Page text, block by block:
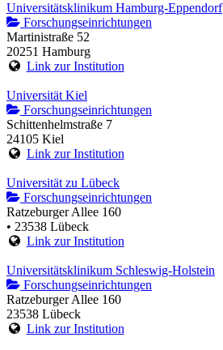
Universitätsklinikum Hamburg-Eppendorf
Forschungseinrichtungen
Martinistraße 52
20251 Hamburg
Link zur Institution
Universität Kiel
Forschungseinrichtungen
Schittenhelmstraße 7
24105 Kiel
Link zur Institution
Universität zu Lübeck
Forschungseinrichtungen
Ratzeburger Allee 160
• 23538 Lübeck
Link zur Institution
Universitätsklinikum Schleswig-Holstein
Forschungseinrichtungen
Ratzeburger Allee 160
23538 Lübeck
Link zur Institution